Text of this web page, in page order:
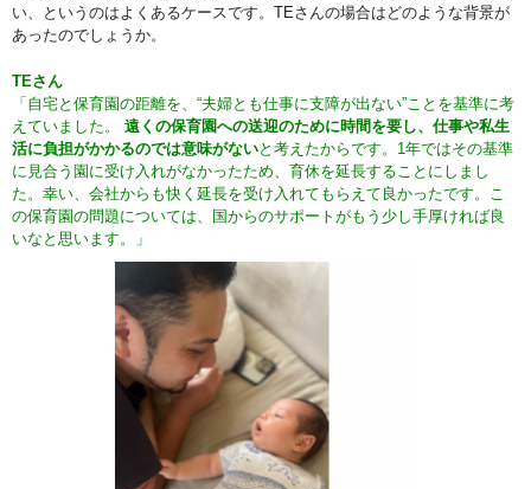
い、というのはよくあるケースです。TEさんの場合はどのような背景が
あったのでしょうか。
TEさん
「自宅と保育園の距離を、“夫婦とも仕事に支障が出ない”ことを基準に考
えていました。 遠くの保育園への送迎のために時間を要し、仕事や私生
活に負担がかかるのでは意味がないと考えたからです。1年ではその基準
に見合う園に受け入れがなかったため、育休を延長することにしまし
た。幸い、会社からも快く延長を受け入れてもらえて良かったです。こ
の保育園の問題については、国からのサポートがもう少し手厚ければ良
いなと思います。」